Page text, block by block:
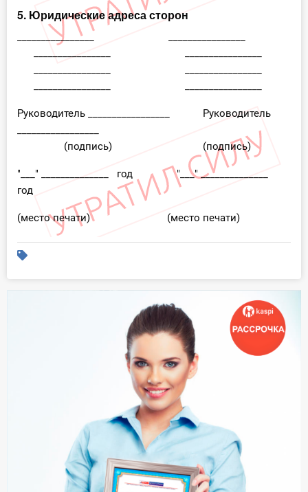
5. Юридические адреса сторон
________________ ________________
Руководитель _________________ Руководитель
(подпись) (подпись)
"___" ______________ год "___" ______________
год
(место печати) (место печати)